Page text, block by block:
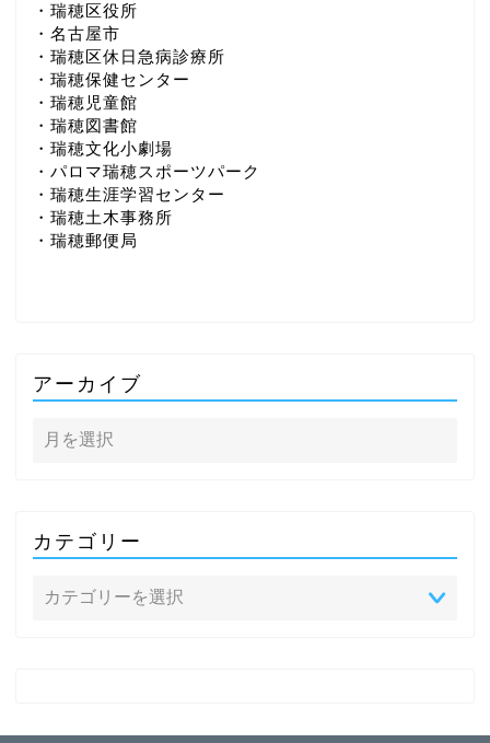
・瑞穂区役所
・名古屋市
・瑞穂区休日急病診療所
・瑞穂保健センター
・瑞穂児童館
・瑞穂図書館
・瑞穂文化小劇場
・パロマ瑞穂スポーツパーク
・瑞穂生涯学習センター
・瑞穂土木事務所
・瑞穂郵便局
アーカイブ
カテゴリー